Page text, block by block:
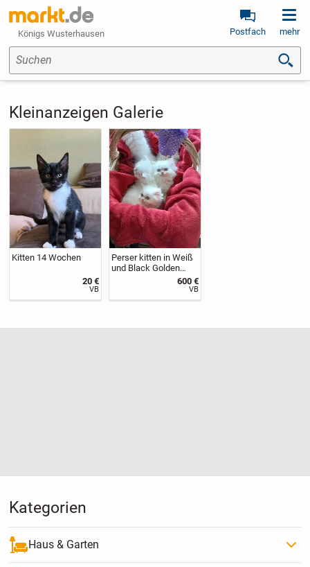
Königs Wusterhausen Postfach mehr
Suchen
Kleinanzeigen Galerie
Kitten 14 Wochen
20 €
VB
Perser kitten in Weiß
und Black Golden
600 €
VB
Kategorien
Haus & Garten